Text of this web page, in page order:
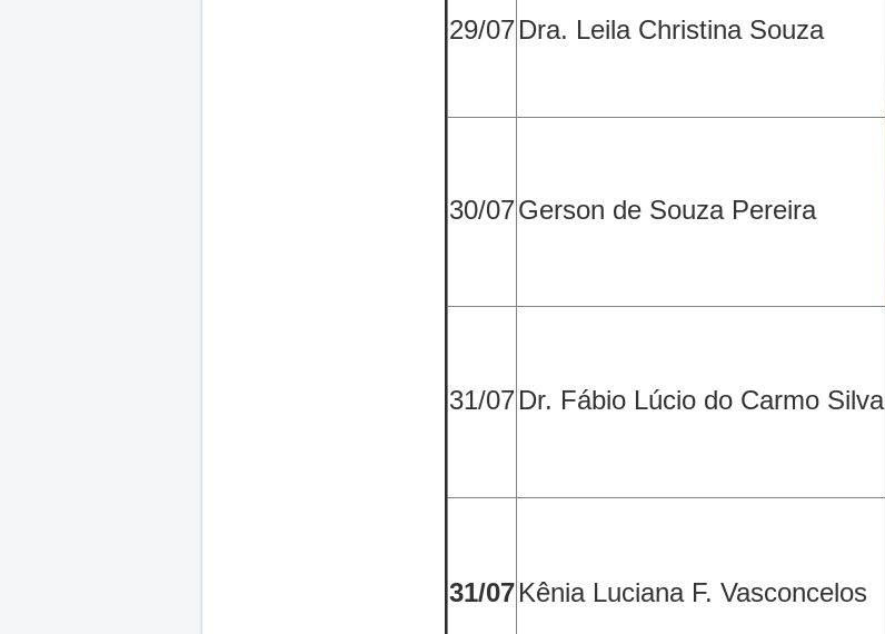
29/07Dra. Leila Christina Souza
30/07Gerson de Souza Pereira
31/07Dr. Fábio Lúcio do Carmo Silva
31/07Kênia Luciana F. Vasconcelos